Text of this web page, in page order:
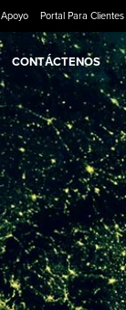
Apoyo Portal Para Clientes
CONTÁCTENOS